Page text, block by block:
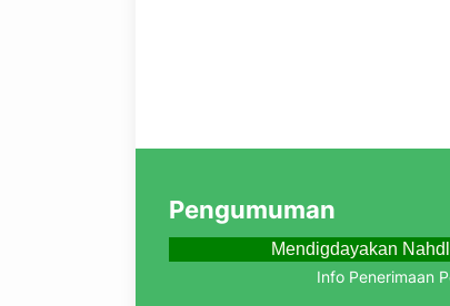
Pengumuman
Mendigdayakan
Info Penerimaan